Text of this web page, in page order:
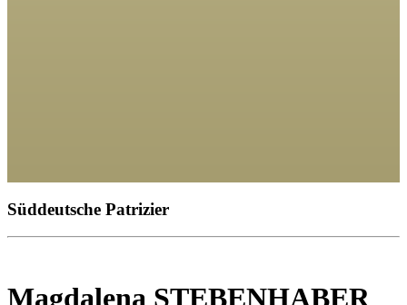
Süddeutsche Patrizier
Magdalena STEBENHABER